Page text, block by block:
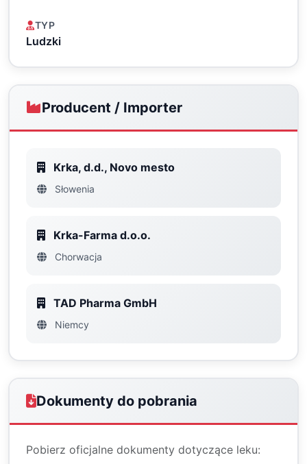
TYP
Ludzki
Producent / Importer
Krka, d.d., Novo mesto
Słowenia
Krka-Farma d.o.o.
Chorwacja
TAD Pharma GmbH
Niemcy
Dokumenty do pobrania
Pobierz oficjalne dokumenty dotyczące leku: